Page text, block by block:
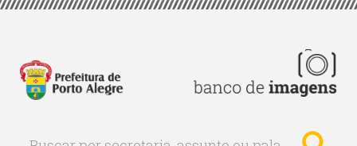
Pular
principal
Buscar